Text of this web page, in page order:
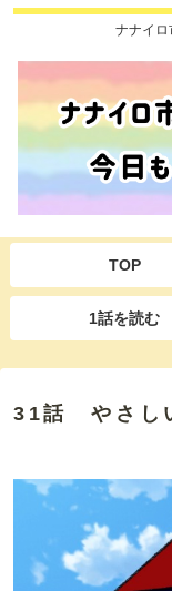
ナナイロ
TOP
1話を読む
31話 やさし